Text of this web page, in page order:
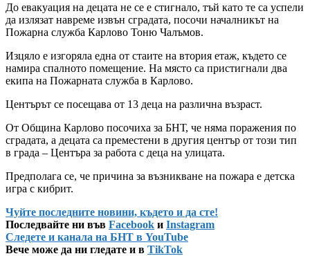
До евакуация на децата не се е стигнало, тъй като те са успели
да излязат навреме извън сградата, посочи началникът на
Пожарна служба Карлово Тоню Чалъмов.
Изцяло е изгоряла една от стаите на втория етаж, където се
намира спалното помещение. На място са пристигнали два
екипа на Пожарната служба в Карлово.
Центърът се посещава от 13 деца на различна възраст.
От Община Карлово посочиха за БНТ, че няма поражения по
сградата, а децата са преместени в другия център от този тип
в града – Центъра за работа с деца на улицата.
Предполага се, че причина за възникване на пожара е детска
игра с кибрит.
Чуйте последните новини, където и да сте!
Последвайте ни във Facebook и Instagram
Следете и канала на БНТ в YouTube
Вече може да ни гледате и в TikTok